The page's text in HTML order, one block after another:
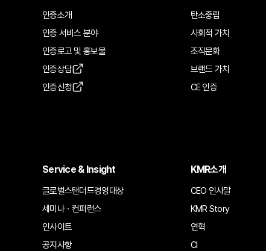
인증소개
인증 서비스 분야
인증로고 및 홍보물
인증상담
인증신청
탄소중립
사회적 가치
조직문화
브랜드 가치
CE 인증
Service & Insight
글로벌스탠더드경영대상
세미나ㆍ컨퍼런스
인사이트
공지사항
KMR소개
CEO 인사말
KMR Story
연혁
CI